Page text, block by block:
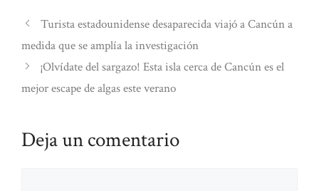
Turista estadounidense desaparecida viajó a Cancún a
medida que se amplía la investigación
¡Olvídate del sargazo! Esta isla cerca de Cancún es el
mejor escape de algas este verano
Deja un comentario